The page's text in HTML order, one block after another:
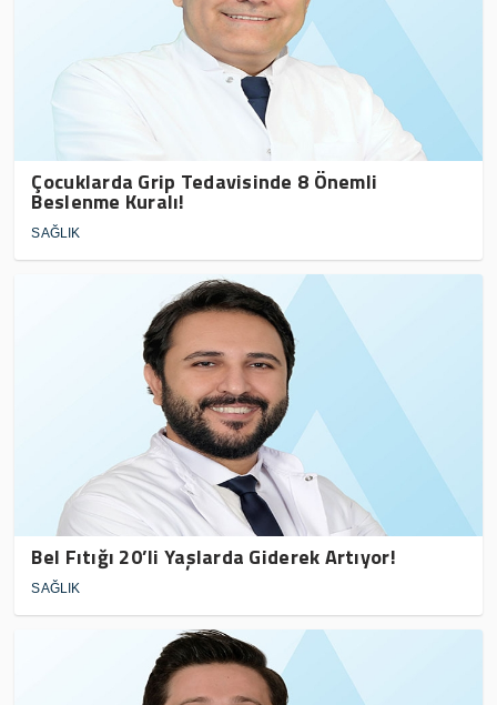
Çocuklarda Grip Tedavisinde 8 Önemli
Beslenme Kuralı!
SAĞLIK
Bel Fıtığı 20’li Yaşlarda Giderek Artıyor!
SAĞLIK